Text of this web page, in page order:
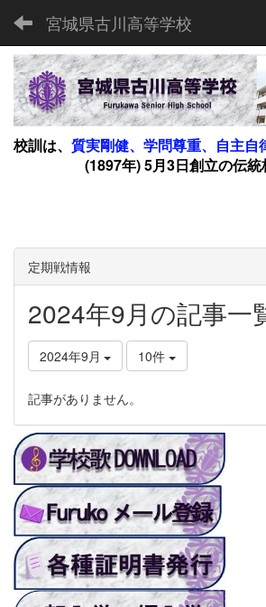
宮城県古川高等学校
校訓は、 質実剛健、学問尊重、自主自
(1897年) 5月3日創立の伝統
定期戦情報
2024年9月の記事一
2024年9月 10件
記事がありません。